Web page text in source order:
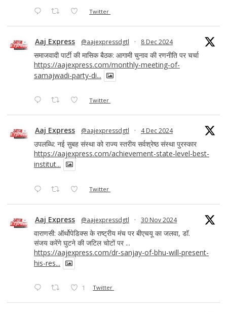
Twitter
Aaj Express @aajexpressdgtl · 8 Dec 2024
समाजवादी पार्टी की मासिक बैठक: आगामी चुनाव की रणनीति पर चर्चा
https://aajexpress.com/monthly-meeting-of-
samajwadi-party-di...
Twitter
Aaj Express @aajexpressdgtl · 4 Dec 2024
उपलब्धि: नई सुबह संस्था को राज्य स्तरीय सर्वश्रेष्ठ संस्था पुरस्कार
https://aajexpress.com/achievement-state-level-best-
institut...
Twitter
Aaj Express @aajexpressdgtl · 30 Nov 2024
वाराणसी: ऑर्थोपेडिक्स के राष्ट्रीय मंच पर बीएचयू का जलवा, डॉ.
संजय करेंगे घुटने की जटिल चोटों पर ...
https://aajexpress.com/dr-sanjay-of-bhu-will-present-
his-res...
1 Twitter